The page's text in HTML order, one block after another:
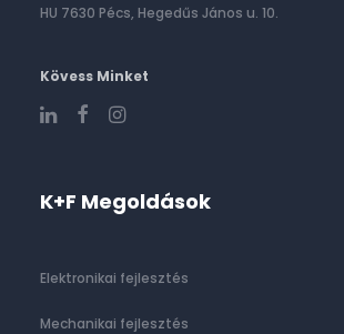
HU 7630 Pécs, Hegedűs János u. 10.
Kövess Minket
K+F Megoldások
Elektronikai fejlesztés
Mechanikai fejlesztés